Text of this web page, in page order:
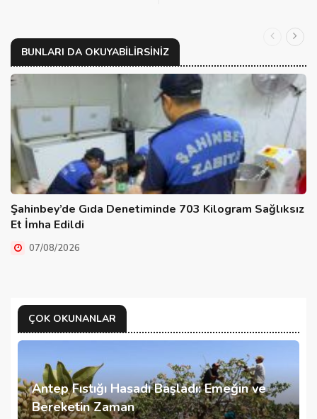
BUNLARI DA OKUYABILIRSINIZ
Şahinbey’de Gıda Denetiminde 703 Kilogram Sağlıksız
Et İmha Edildi
07/08/2026
ÇOK OKUNANLAR
Antep Fıstığı Hasadı Başladı: Emeğin ve
Bereketin Zaman